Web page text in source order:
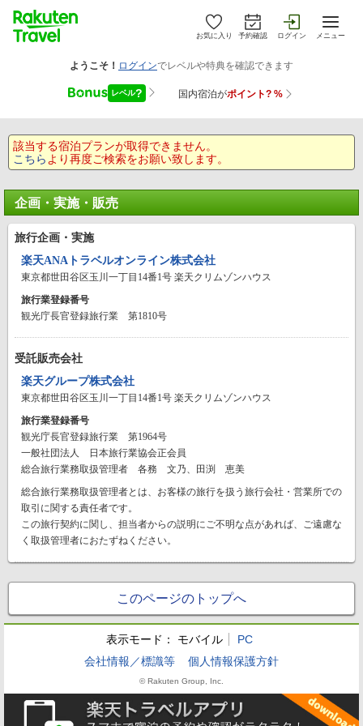
お気に入り 予約確認 ログイン メニュー
該当する宿泊プランが取得できません。
こちら より再度ご検索をお願い致します。
企画・実施・販売
旅行企画・実施
楽天ANAトラベルオンライン株式会社
東京都世田谷区玉川一丁目14番1号 楽天クリムゾンハウス
旅行業登録番号
観光庁長官登録旅行業 第1810号
受託販売会社
楽天グループ株式会社
東京都世田谷区玉川一丁目14番1号 楽天クリムゾンハウス
旅行業登録番号
観光庁長官登録旅行業 第1964号
一般社団法人 日本旅行業協会正会員
総合旅行業務取扱管理者 各務 文乃、田渕 恵美
総合旅行業務取扱管理者とは、お客様の旅行を扱う旅行会社・営業所での
取引に関する責任者です。
この旅行契約に関し、担当者からの説明にご不明な点があれば、ご遠慮な
く取扱管理者におたずねください。
このページのトップへ
表示モード： モバイル
PC
会社情報／標識等
個人情報保護方針
© Rakuten Group, Inc.